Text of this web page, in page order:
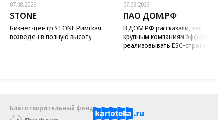
07.08.2026
STONE
Бизнес-центр STONE Римская
возведен в полную высоту
07.08.2026
ПАО ДОМ.РФ
В ДОМ.РФ рассказали, как
крупным компаниям
реализовывать ESG-стратегию
Благотворительный фонд